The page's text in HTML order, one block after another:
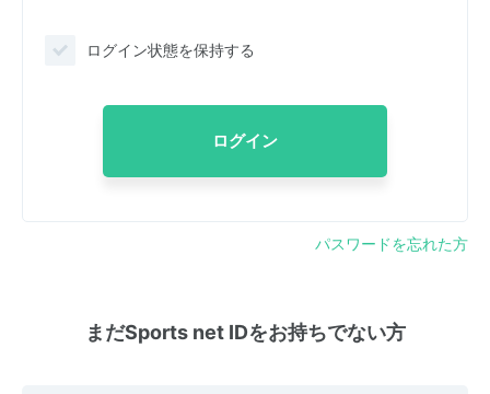
ログイン状態を保持する
ログイン
パスワードを忘れた方
まだSports net IDをお持ちでない方